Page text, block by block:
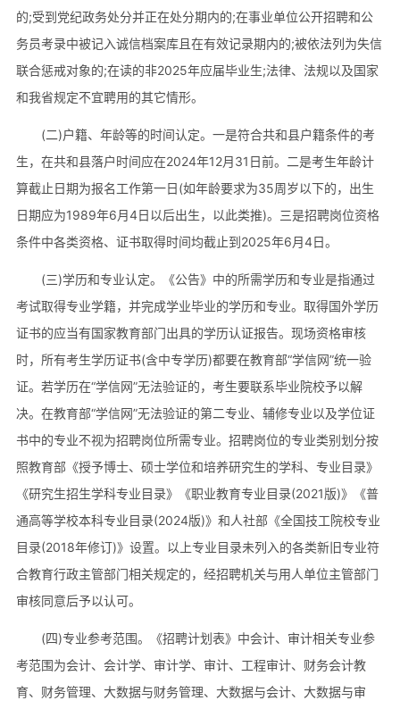
的;受到党纪政务处分并正在处分期内的;在事业单位公开招聘和公
务员考录中被记入诚信档案库且在有效记录期内的;被依法列为失信
联合惩戒对象的;在读的非2025年应届毕业生;法律、法规以及国家
和我省规定不宜聘用的其它情形。
(二)户籍、年龄等的时间认定。一是符合共和县户籍条件的考
生，在共和县落户时间应在2024年12月31日前。二是考生年龄计
算截止日期为报名工作第一日(如年龄要求为35周岁以下的，出生
日期应为1989年6月4日以后出生，以此类推)。三是招聘岗位资格
条件中各类资格、证书取得时间均截止到2025年6月4日。
(三)学历和专业认定。《公告》中的所需学历和专业是指通过
考试取得专业学籍，并完成学业毕业的学历和专业。取得国外学历
证书的应当有国家教育部门出具的学历认证报告。现场资格审核
时，所有考生学历证书(含中专学历)都要在教育部“学信网”统一验
证。若学历在“学信网”无法验证的，考生要联系毕业院校予以解
决。在教育部“学信网”无法验证的第二专业、辅修专业以及学位证
书中的专业不视为招聘岗位所需专业。招聘岗位的专业类别划分按
照教育部《授予博士、硕士学位和培养研究生的学科、专业目录》
《研究生招生学科专业目录》《职业教育专业目录(2021版)》《普
通高等学校本科专业目录(2024版)》和人社部《全国技工院校专业
目录(2018年修订)》设置。以上专业目录未列入的各类新旧专业符
合教育行政主管部门相关规定的，经招聘机关与用人单位主管部门
审核同意后予以认可。
(四)专业参考范围。《招聘计划表》中会计、审计相关专业参
考范围为会计、会计学、审计学、审计、工程审计、财务会计教
育、财务管理、大数据与财务管理、大数据与会计、大数据与审